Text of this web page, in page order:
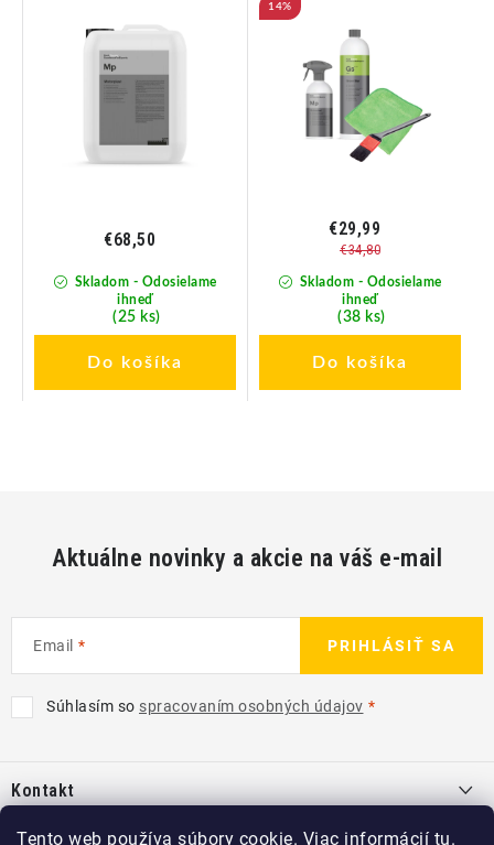
Tento web používa súbory cookie. Viac informácií tu.
Skladom - Odosielame
ihneď
(25 ks)
€68,50
Do košíka
14%
Skladom - Odosielame
ihneď
(38 ks)
€29,99
€34,80
Do košíka
Aktuálne novinky a akcie na váš e-mail
Email
Súhlasím so spracovaním osobných údajov
PRIHLÁSIŤ SA
pKontakt
info@ kcshop.sk